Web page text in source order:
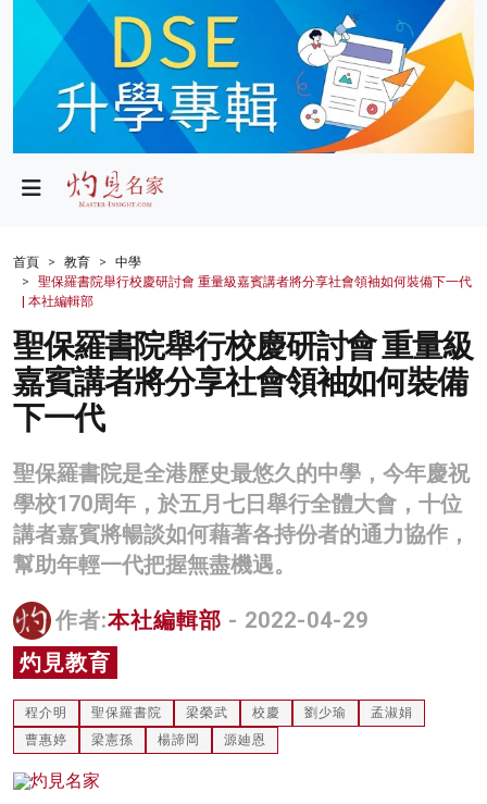
政局
財經
生活
健康
商業
科技
影片
名家榜
灼見活動
關於我們
首頁 教育
中學
聖保羅書院舉行校慶研討會 重量級嘉賓講者將分享社會領袖如何裝備下一代
| 本社編輯部
聖保羅書院舉行校慶研討會 重量級
嘉賓講者將分享社會領袖如何裝備
下一代
聖保羅書院是全港歷史最悠久的中學，今年慶祝
學校170周年，於五月七日舉行全體大會，十位
講者嘉賓將暢談如何藉著各持份者的通力協作，
幫助年輕一代把握無盡機遇。
作者:本社編輯部 - 2022-04-29
灼見教育
程介明 聖保羅書院 梁榮武 校慶 劉少瑜
孟淑娟
曹惠婷
梁憲孫 楊諦岡 源廸恩